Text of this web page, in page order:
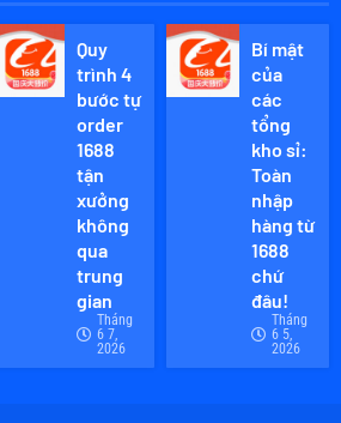
Quy
trình 4
bước tự
order
1688
tận
xưởng
không
qua
trung
gian
Tháng
6 7,
2026
Bí mật
của
các
tổng
kho sỉ:
Toàn
nhập
hàng từ
1688
chứ
đâu!
Tháng
6 5,
2026